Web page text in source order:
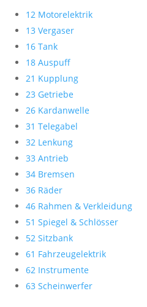
12 Motorelektrik
13 Vergaser
16 Tank
18 Auspuff
21 Kupplung
23 Getriebe
26 Kardanwelle
31 Telegabel
32 Lenkung
33 Antrieb
34 Bremsen
36 Räder
46 Rahmen & Verkleidung
51 Spiegel & Schlösser
52 Sitzbank
61 Fahrzeugelektrik
62 Instrumente
63 Scheinwerfer